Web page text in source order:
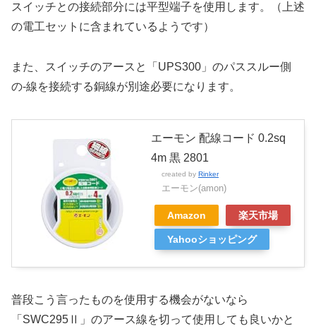
スイッチとの接続部分には平型端子を使用します。（上述
の電工セットに含まれているようです）
また、スイッチのアースと「UPS300」のパススルー側
の-線を接続する銅線が別途必要になります。
エーモン 配線コード 0.2sq
4m 黒 2801
created by Rinker
エーモン(amon)
Amazon 楽天市場
Yahooショッピング
普段こう言ったものを使用する機会がないなら
「SWC295Ⅱ」のアース線を切って使用しても良いかと